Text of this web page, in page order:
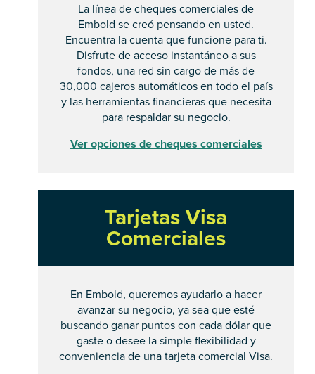
La línea de cheques comerciales de
Embold se creó pensando en usted.
Encuentra la cuenta que funcione para ti.
Disfrute de acceso instantáneo a sus
fondos, una red sin cargo de más de
30,000 cajeros automáticos en todo el país
y las herramientas financieras que necesita
para respaldar su negocio.
Ver opciones de cheques comerciales
Tarjetas Visa
Comerciales
En Embold, queremos ayudarlo a hacer
avanzar su negocio, ya sea que esté
buscando ganar puntos con cada dólar que
gaste o desee la simple flexibilidad y
conveniencia de una tarjeta comercial Visa.